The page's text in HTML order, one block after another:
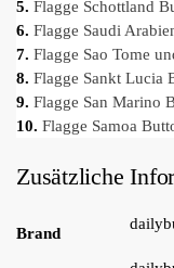
5. Flagge Schottland
6. Flagge Saudi
7. Flagge Sao Tome
8. Flagge Sankt Lucia
9. Flagge San Marino
10. Flagge Samoa
Zusätzliche
Brand